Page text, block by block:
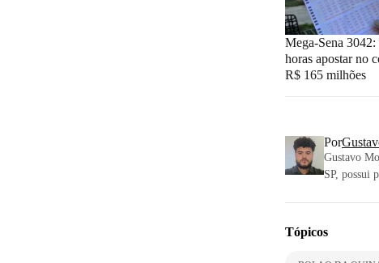
Mega-Sena 3042:
horas apostar no
R$ 165 milhões
Por
Gustavo
SP, possui
Tópicos